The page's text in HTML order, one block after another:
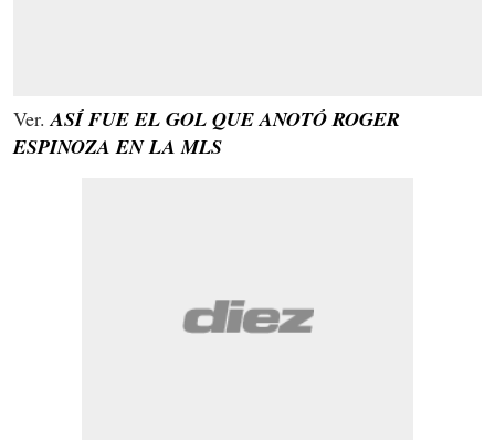
Ver. ASÍ FUE EL GOL QUE ANOTÓ ROGER
ESPINOZA EN LA MLS